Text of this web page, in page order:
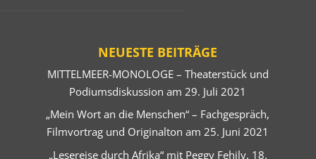
NEUESTE BEITRÄGE
MITTELMEER-MONOLOGE – Theaterstück und
Podiumsdiskussion am 29. Juli 2021
„Mein Wort an die Menschen“ – Fachgespräch,
Filmvortrag und Originalton am 25. Juni 2021
„Lesereise durch Afrika“ mit Peggy Fehily, 18.